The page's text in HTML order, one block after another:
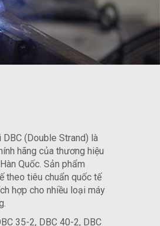
(Double Strand) là
hãng của thương hiệu
Quốc. Sản phẩm
theo tiêu chuẩn quốc tế
hợp cho nhiều loại máy
35-2, DBC 40-2, DBC